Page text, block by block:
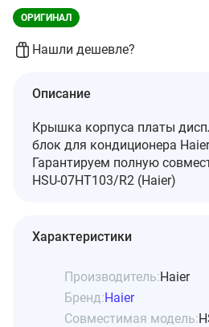
ОРИГИНАЛ
Нашли дешевле?
Описание
Крышка корпуса платы
блок для кондиционера
Гарантируем полную
HSU-07HT103/R2 (Haier)
Характеристики
Производитель:Haier
Бренд:Haier
Совместимая модель: